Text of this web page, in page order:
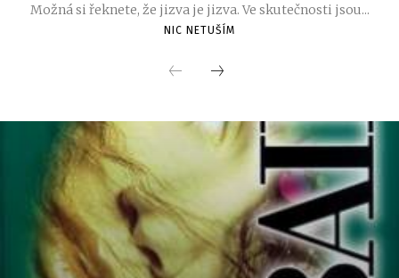
Možná si řeknete, že jizva je jizva. Ve skutečnosti jsou...
NIC NETUŠÍM